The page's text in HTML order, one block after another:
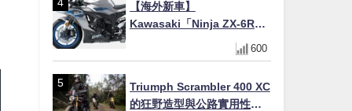
【海外新車】
Kawasaki「Ninja ZX-6R」
2027年式北美發表！636cc
四缸×銀河銀/暮光藍新色
美元起
600
Triumph Scrambler 400 XC
的狂野造型與公路實用性的